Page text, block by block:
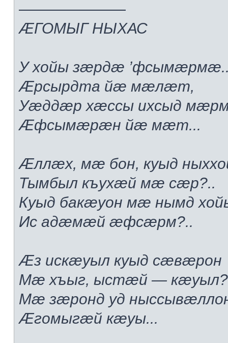
———————
ÆГОМЫГ НЫХАС
У хойы зæрдæ
Æрсырдта йæ мæлæт,
Уæддæр хæссы ихсыд
Æфсымæрæн йæ мæт...
Æллæх, мæ бон, куыд
Тымбыл къухæй мæ сæр?..
Куыд бакæуон мæ нымд
Ис адæмæй æфсæрм?..
Æз искæуыл куыд сæвæрон
Мæ хъыг, ыстæй —
Мæ зæронд уд
Æгомыгæй кæуы...